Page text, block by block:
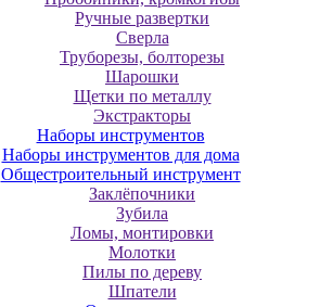
Ручные развертки
Сверла
Труборезы, болторезы
Шарошки
Щетки по металлу
Экcтpaктopы
Наборы инструментов
Наборы инструментов для дома
Общестроительный инструмент
Заклёпочники
Зубила
Ломы, монтировки
Молотки
Пилы по дереву
Шпатели